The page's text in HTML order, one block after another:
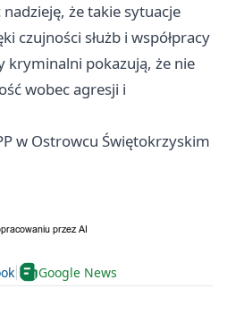
że takie sytuacje
czujności służb i współpracy
kryminalni pokazują, że nie
wobec agresji i
w Ostrowcu Świętokrzyskim
Google News